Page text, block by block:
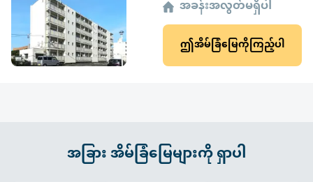
အခန်းအလွတ်မရှိပါ
ဤအိမ်ခြံမြေကိုကြည့်ပါ
အခြား အိမ်ခြံမြေများကို ရှာပါ